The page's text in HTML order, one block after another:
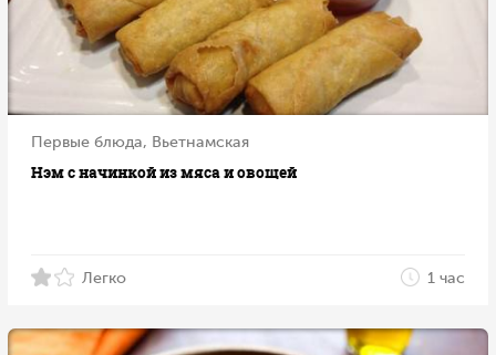
Первые блюда, Вьетнамская
Нэм с начинкой из мяса и овощей
Легко 1 час